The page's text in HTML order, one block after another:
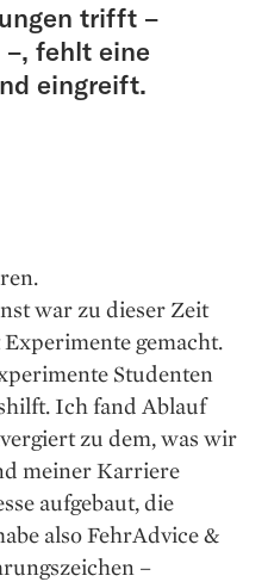
trifft –
–, fehlt eine
eingreift.
war zu dieser Zeit
gemacht.
Studenten
Ich fand Ablauf
zu dem, was wir
meiner Karriere
aufgebaut, die
also FehrAdvice &
–